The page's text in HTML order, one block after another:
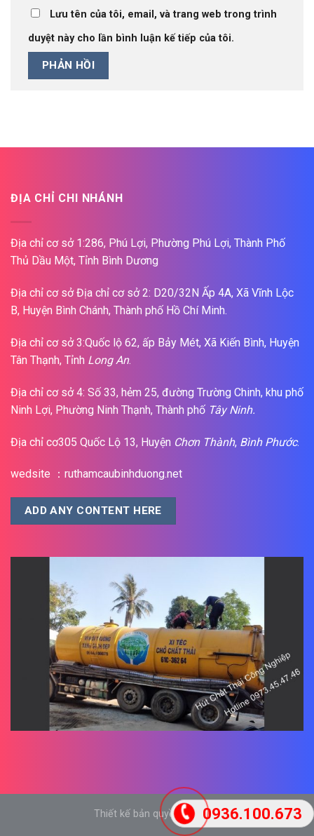
0936.100.673
Lưu tên của tôi, email, và trang web trong trình
duyệt này cho lần bình luận kế tiếp của tôi.
ĐỊA CHỈ CHI NHÁNH
Địa chỉ cơ sở 1:286, Phú Lợi, Phường Phú Lợi, Thành Phố
Thủ Dầu Một, Tỉnh Bình Dương
Địa chỉ cơ sở Địa chỉ cơ sở 2: D20/32N Ấp 4A, Xã Vĩnh Lộc
B, Huyện Bình Chánh, Thành phố Hồ Chí Minh.
Địa chỉ cơ sở 3:Quốc lộ 62, ấp Bảy Mét, Xã Kiến Bình, Huyện
Tân Thạnh, Tỉnh Long An.
Địa chỉ cơ sở 4: Số 33, hẻm 25, đường Trường Chinh, khu phố
Ninh Lợi, Phường Ninh Thạnh, Thành phố Tây Ninh.
Địa chỉ cơ305 Quốc Lộ 13, Huyện Chơn Thành, Bình Phước.
wedsite ：ruthamcaubinhduong.net
ADD ANY CONTENT HERE
Thiết kế bản quyền tại Móm